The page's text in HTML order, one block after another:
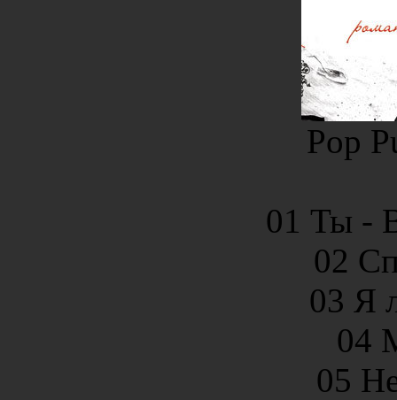
Pop
01 Ты -
02
03 Я
04
05